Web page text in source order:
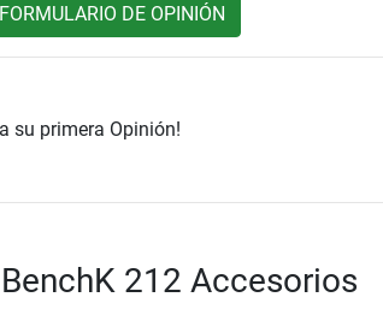
DE OPINIÓN
su primera Opinión!
212 Accesorios